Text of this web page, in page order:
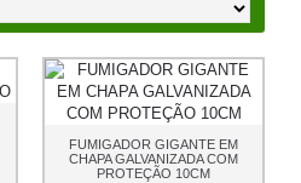
FUMIGADOR GIGANTE EM
CHAPA GALVANIZADA COM
PROTEÇÃO 10CM